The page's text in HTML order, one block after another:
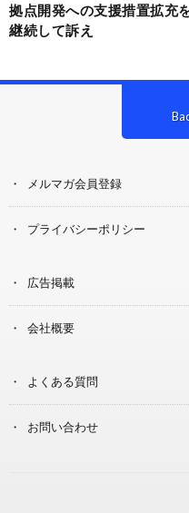
拠点開発への支援措置拡充
継続して訴え
メルマガ会員登録
プライバシーポリシー
広告掲載
会社概要
よくある質問
お問い合わせ